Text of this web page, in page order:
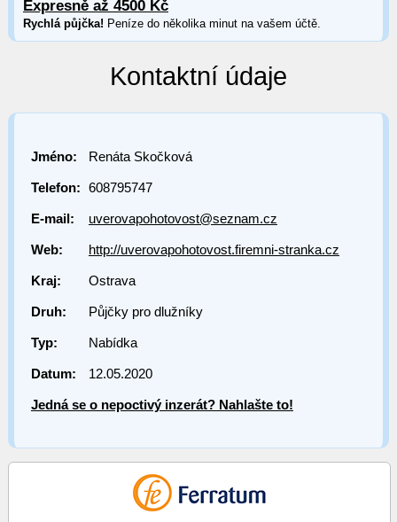
Expresně až 4500 Kč
Rychlá půjčka! Peníze do několika minut na vašem účtě.
Kontaktní údaje
Jméno: Renáta Skočková
Telefon: 608795747
E-mail: uverovapohotovost@seznam.cz
Web: http://uverovapohotovost.firemni-stranka.cz
Kraj: Ostrava
Druh: Půjčky pro dlužníky
Typ: Nabídka
Datum: 12.05.2020
Jedná se o nepoctivý inzerát? Nahlašte to!